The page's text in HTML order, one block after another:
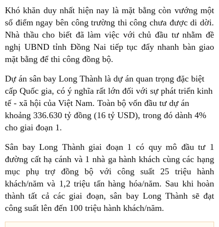
Khó khăn duy nhất hiện nay là mặt bằng còn vướng một
số điểm ngay bên công trường thi công chưa được di dời.
Nhà thầu cho biết đã làm việc với chủ đầu tư nhằm đề
nghị UBND tỉnh Đồng Nai tiếp tục đẩy nhanh bàn giao
mặt bằng để thi công đồng bộ.
Dự án sân bay Long Thành là dự án quan trọng đặc biệt
cấp Quốc gia, có ý nghĩa rất lớn đối với sự phát triển kinh
tế - xã hội của Việt Nam. Toàn bộ vốn đầu tư dự án
khoảng 336.630 tỷ đồng (16 tỷ USD), trong đó dành 4%
cho giai đoạn 1.
Sân bay Long Thành giai đoạn 1 có quy mô đầu tư 1
đường cất hạ cánh và 1 nhà ga hành khách cùng các hạng
mục phụ trợ đồng bộ với công suất 25 triệu hành
khách/năm và 1,2 triệu tấn hàng hóa/năm. Sau khi hoàn
thành tất cả các giai đoạn, sân bay Long Thành sẽ đạt
công suất lên đến 100 triệu hành khách/năm.